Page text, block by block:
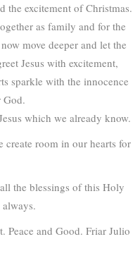
the excitement of Christmas.
as family and for the
move deeper and let the
Jesus with excitement,
sparkle with the innocence
which we already know.
create room in our hearts for
the blessings of this Holy
always.
Peace and Good. Friar Julio